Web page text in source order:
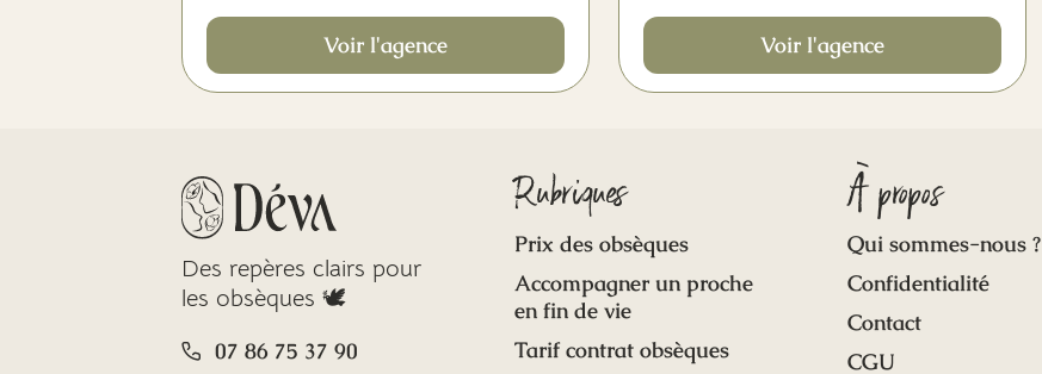
Voir l'agence Voir l'agence
Des repères clairs pour
les obsèques 🕊️
07 86 75 37 90
Rubriques
Prix des obsèques
Accompagner un proche
en fin de vie
Tarif contrat obsèques
À propos
Qui sommes-nous ?
Confidentialité
Contact
CGU